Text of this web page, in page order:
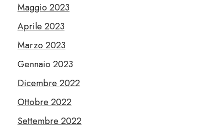
Maggio 2023
Aprile 2023
Marzo 2023
Gennaio 2023
Dicembre 2022
Ottobre 2022
Settembre 2022